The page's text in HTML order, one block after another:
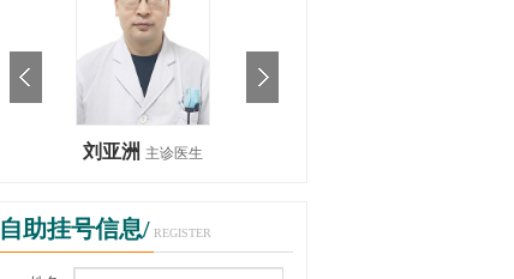
刘亚洲主诊医生
自助挂号信息/ REGISTER